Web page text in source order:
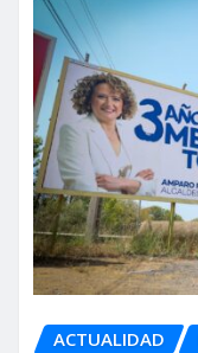
ACTUALIDAD